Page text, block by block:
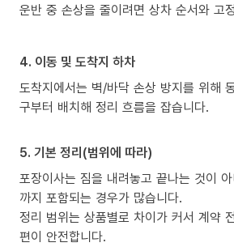
운반 중 손상을 줄이려면 상차 순서와 고
4. 이동 및 도착지 하차
도착지에서는 벽/바닥 손상 방지를 위해
구부터 배치해 정리 흐름을 잡습니다.
5. 기본 정리(범위에 따라)
포장이사는 짐을 내려놓고 끝나는 것이
까지 포함되는 경우가 많습니다.
정리 범위는 상품별로 차이가 커서 계약
편이 안전합니다.